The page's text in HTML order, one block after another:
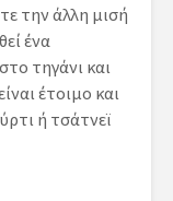
την άλλη μισή
ένα
τηγάνι και
έτοιμο και
ή τσάτνεϊ